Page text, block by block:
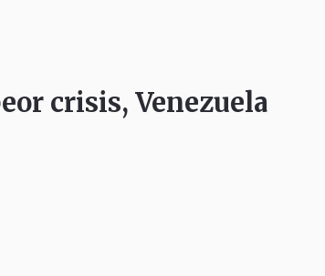
crisis, Venezuela